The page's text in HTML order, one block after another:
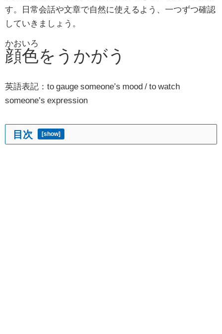
す。日常会話や文章で自然に使えるよう、一つずつ確認
していきましょう。
顔色
かおいろ
をうかがう
英語表記：to gauge someone’s mood / to watch
someone’s expression
目次 [show]